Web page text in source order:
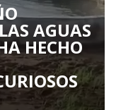
AGUAS
HECHO